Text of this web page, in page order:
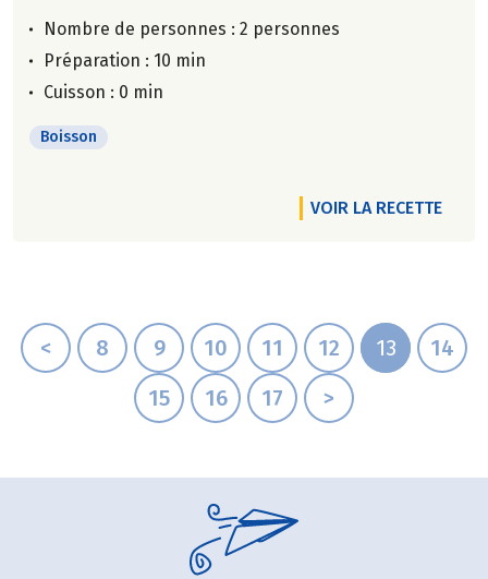
Nombre de personnes : 2 personnes
Préparation : 10 min
Cuisson : 0 min
Boisson
VOIR LA RECETTE
< 8 9 10 11 12 13
14
15
16 17 >